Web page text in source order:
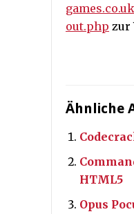
out.php zur
Ähnliche
HTML5
Opus